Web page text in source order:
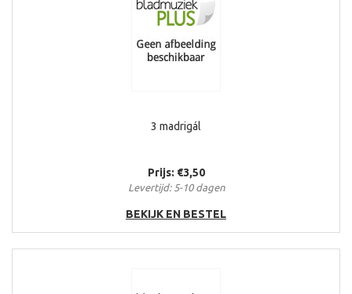
3 madrigál
Prijs: €3,50
Levertijd: 5-10 dagen
BEKIJK EN BESTEL